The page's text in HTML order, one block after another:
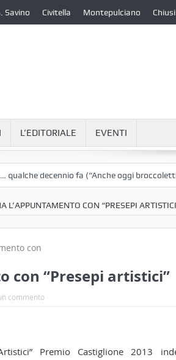
Savino Civitella Montepulciano Chiusi
L’EDITORIALE EVENTI
decennio fa (“Anche oggi broccoletti e
L’APPUNTAMENTO CON “PRESEPI
con “Presepi artistici”
commento
Premio Castiglione 2013